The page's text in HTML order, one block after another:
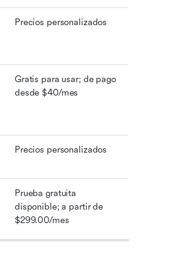
Precios personalizados
Gratis para usar; de pago
desde $40/mes
Precios personalizados
Prueba gratuita
disponible; a partir de
$299.00/mes